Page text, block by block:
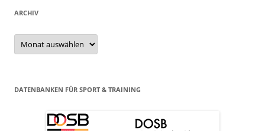
ARCHIV
Archiv
DATENBANKEN FÜR SPORT & TRAINING